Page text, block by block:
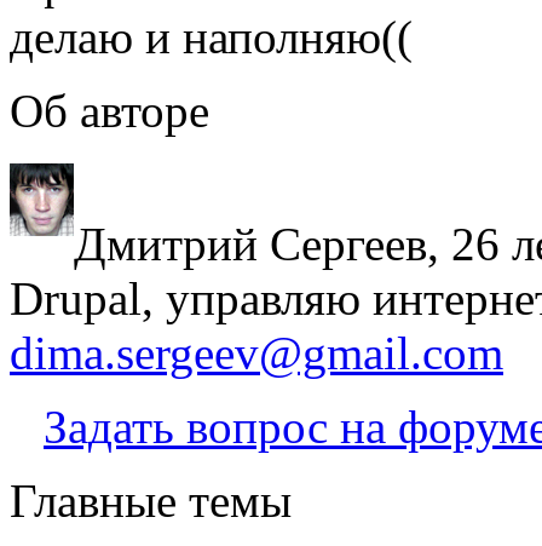
делаю и наполняю((
Об авторе
Дмитрий Сергеев, 26
Drupal, управляю
dima.sergeev@gmail.com
Задать вопрос на
Главные темы